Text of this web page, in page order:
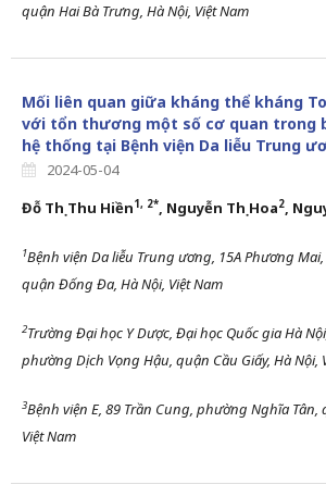
quận Hai Bà Trưng, Hà Nội, Việt Nam
Mối liên quan giữa kháng thể kháng
với tổn thương một số cơ quan trong
hệ thống tại Bệnh viện Da liễu Trung
2024-05-04
Đỗ Thị Thu Hiền1 , 2*, Nguyễn Thị Hoa2,
1Bệnh viện Da liễu Trung ương, 15A Phương
quận Đống Đa, Hà Nội, Việt Nam
2Trường Đại học Y Dược, Đại học Quốc gia Hà Nội
phường Dịch Vọng Hậu, quận Cầu Giấy, Hà Nội,
3Bệnh viện E, 89 Trần Cung, phường Nghĩa Tân,
Việt Nam